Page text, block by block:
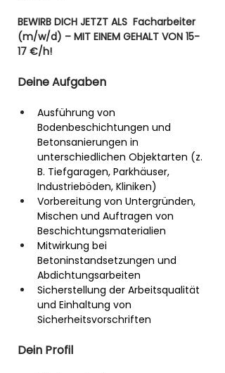
BEWIRB DICH JETZT ALS  Facharbeiter
(m/w/d) – MIT EINEM GEHALT VON 15-
17 €/h!
Deine Aufgaben
Ausführung von
Bodenbeschichtungen und
Betonsanierungen in
unterschiedlichen Objektarten (z.
B. Tiefgaragen, Parkhäuser,
Industrieböden, Kliniken)
Vorbereitung von Untergründen,
Mischen und Auftragen von
Beschichtungsmaterialien
Mitwirkung bei
Betoninstandsetzungen und
Abdichtungsarbeiten
Sicherstellung der Arbeitsqualität
und Einhaltung von
Sicherheitsvorschriften
Dein Profil